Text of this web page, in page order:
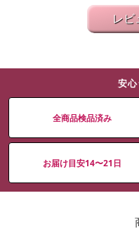
レビ
安
全商品検品済み
お届け目安14〜21日